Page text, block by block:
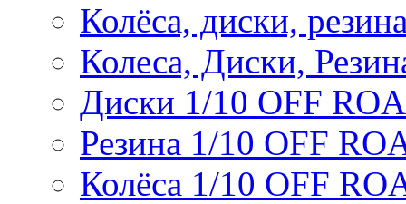
Колёса, диски,
Колеса, Диски,
Диски 1/10 OFF
Резина 1/10 OFF
Колёса 1/10 OFF